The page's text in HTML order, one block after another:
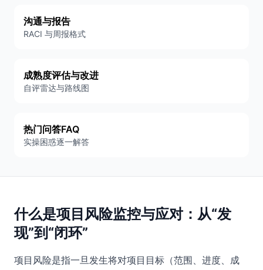
沟通与报告
RACI 与周报格式
成熟度评估与改进
自评雷达与路线图
热门问答FAQ
实操困惑逐一解答
什么是项目风险监控与应对：从“发
现”到“闭环”
项目风险是指一旦发生将对项目目标（范围、进度、成